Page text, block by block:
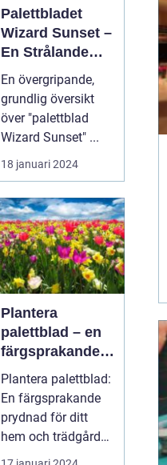
Palettbladet
Wizard Sunset –
En Strålande
Fördelning av
Färger
En övergripande,
grundlig översikt
över "palettblad
Wizard Sunset" ...
18 januari 2024
Plantera
palettblad – en
färgsprakande
prydnad för ditt
hem och
trädgård
Plantera palettblad:
En färgsprakande
prydnad för ditt
hem och trädgård
Inledning Palettblad